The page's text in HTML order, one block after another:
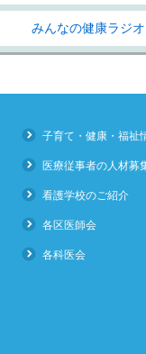
みんなの健康ラジ
子育て・健康・福祉
医療従事者の人材募
看護学校のご紹介
各区医師会
各科医会